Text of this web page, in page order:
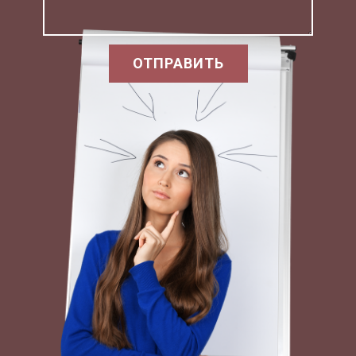
противогололедных
материалов.
пескосоляная
смесь
18.10-31.12
10. Рыхление наката.
Автогрейдер
ДЗ-112 с
навесным
оборудованием, 3
прохода по 1
следу, толщина
снежного
покрова 5-8 см.
11. Удаление наката.
Автогрейдер
ДЗ-112, 2 прохода
по 1 следу,
толщина
снежного
покрова 5-8 см.
ОТПРАВИТЬ